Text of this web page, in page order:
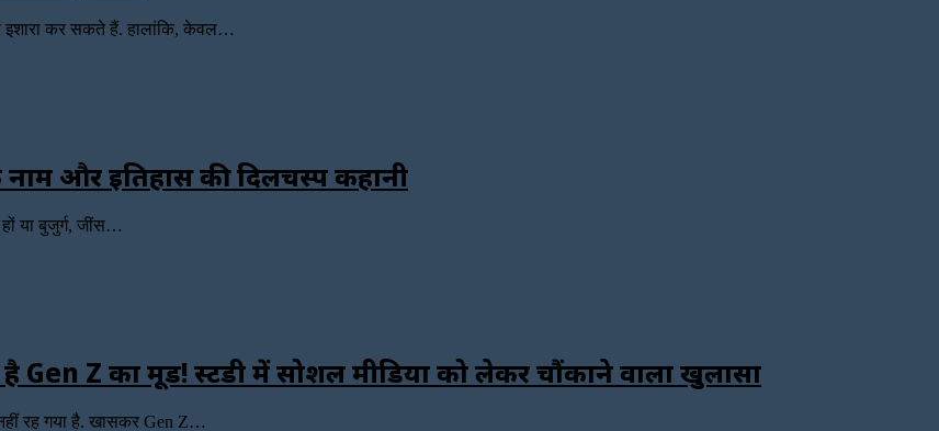
इशारा कर सकते हैं. हालांकि, केवल…
और इतिहास की दिलचस्प कहानी
या बुजुर्ग, जींस…
Gen Z का मूड! स्टडी में सोशल मीडिया को लेकर चौंकाने वाला खुलासा
रह गया है. खासकर Gen Z…